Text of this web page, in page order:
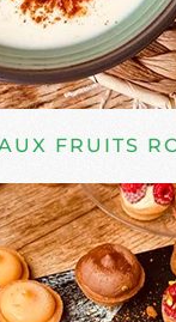
FRUITS